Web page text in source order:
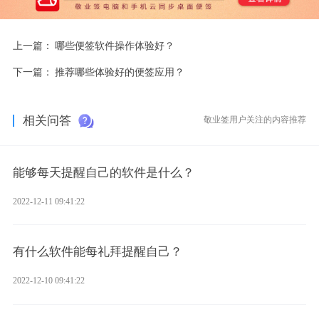
上一篇： 哪些便签软件操作体验好？
下一篇： 推荐哪些体验好的便签应用？
相关问答 敬业签用户关注的内容推荐
能够每天提醒自己的软件是什么？
2022-12-11 09:41:22
有什么软件能每礼拜提醒自己？
2022-12-10 09:41:22